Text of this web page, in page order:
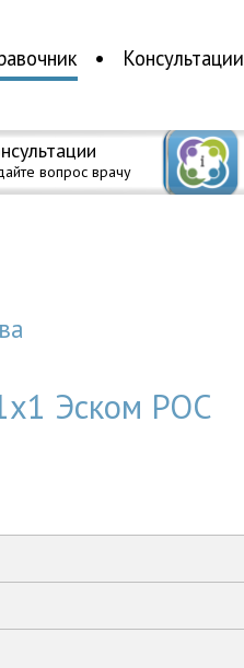
Консультации
вопрос врачу
Эском РОС